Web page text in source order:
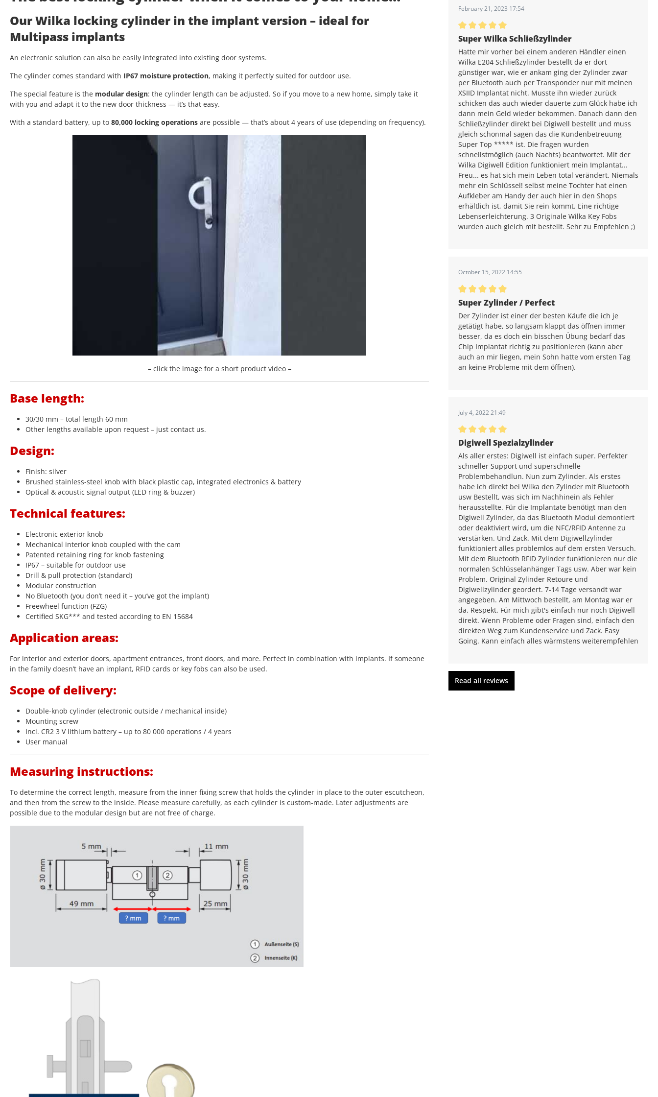
Our Wilka locking cylinder in the implant version – ideal for
Multipass implants
An electronic solution can also be easily integrated into existing door systems.
The cylinder comes standard with IP67 moisture protection, making it perfectly suited for outdoor use.
The special feature is the modular design: the cylinder length can be adjusted. So if you move to a new home, simply take it
with you and adapt it to the new door thickness — it’s that easy.
With a standard battery, up to 80,000 locking operations are possible — that’s about 4 years of use (depending on frequency).
– click the image for a short product video –
Base length:
30/30 mm – total length 60 mm
Other lengths available upon request – just contact us.
Design:
Finish: silver
Brushed stainless-steel knob with black plastic cap, integrated electronics & battery
Optical & acoustic signal output (LED ring & buzzer)
Technical features:
Electronic exterior knob
Mechanical interior knob coupled with the cam
Patented retaining ring for knob fastening
IP67 – suitable for outdoor use
Drill & pull protection (standard)
Modular construction
No Bluetooth (you don’t need it – you’ve got the implant)
Freewheel function (FZG)
Certified SKG*** and tested according to EN 15684
Application areas:
For interior and exterior doors, apartment entrances, front doors, and more. Perfect in combination with implants. If someone
in the family doesn’t have an implant, RFID cards or key fobs can also be used.
Scope of delivery:
Double-knob cylinder (electronic outside / mechanical inside)
Mounting screw
Incl. CR2 3 V lithium battery – up to 80 000 operations / 4 years
User manual
Measuring instructions:
To determine the correct length, measure from the inner fixing screw that holds the cylinder in place to the outer escutcheon,
and then from the screw to the inside. Please measure carefully, as each cylinder is custom-made. Later adjustments are
possible due to the modular design but are not free of charge.
February 21, 2023 17:54
Average rating of 5 out of 5 stars
Super Wilka Schließzylinder
Hatte mir vorher bei einem anderen Händler einen
Wilka E204 Schließzylinder bestellt da er dort
günstiger war, wie er ankam ging der Zylinder zwar
per Bluetooth auch per Transponder nur mit meinen
XSIID Implantat nicht. Musste ihn wieder zurück
schicken das auch wieder dauerte zum Glück habe ich
dann mein Geld wieder bekommen. Danach dann den
Schließzylinder direkt bei Digiwell bestellt und muss
gleich schonmal sagen das die Kundenbetreuung
Super Top ***** ist. Die fragen wurden
schnellstmöglich (auch Nachts) beantwortet. Mit der
Wilka Digiwell Edition funktioniert mein Implantat...
Freu... es hat sich mein Leben total verändert. Niemals
mehr ein Schlüssel! selbst meine Tochter hat einen
Aufkleber am Handy der auch hier in den Shops
erhältlich ist, damit Sie rein kommt. Eine richtige
Lebenserleichterung. 3 Originale Wilka Key Fobs
wurden auch gleich mit bestellt. Sehr zu Empfehlen ;)
October 15, 2022 14:55
Average rating of 5 out of 5 stars
Super Zylinder / Perfect
Der Zylinder ist einer der besten Käufe die ich je
getätigt habe, so langsam klappt das öffnen immer
besser, da es doch ein bisschen Übung bedarf das
Chip Implantat richtig zu positionieren (kann aber
auch an mir liegen, mein Sohn hatte vom ersten Tag
an keine Probleme mit dem öffnen).
July 4, 2022 21:49
Average rating of 5 out of 5 stars
Digiwell Spezialzylinder
Als aller erstes: Digiwell ist einfach super. Perfekter
schneller Support und superschnelle
Problembehandlun. Nun zum Zylinder. Als erstes
habe ich direkt bei Wilka den Zylinder mit Bluetooth
usw Bestellt, was sich im Nachhinein als Fehler
herausstellte. Für die Implantate benötigt man den
Digiwell Zylinder, da das Bluetooth Modul demontiert
oder deaktiviert wird, um die NFC/RFID Antenne zu
verstärken. Und Zack. Mit dem Digiwellzylinder
funktioniert alles problemlos auf dem ersten Versuch.
Mit dem Bluetooth RFID Zylinder funktionieren nur die
normalen Schlüsselanhänger Tags usw. Aber war kein
Problem. Original Zylinder Retoure und
Digiwellzylinder geordert. 7-14 Tage versandt war
angegeben. Am Mittwoch bestellt, am Montag war er
da. Respekt. Für mich gibt's einfach nur noch Digiwell
direkt. Wenn Probleme oder Fragen sind, einfach den
direkten Weg zum Kundenservice und Zack. Easy
Going. Kann einfach alles wärmstens weiterempfehlen
Read all reviews